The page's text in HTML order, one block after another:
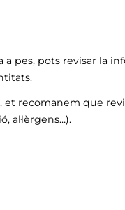
a pes, pots revisar la
et recomanem que
al·lèrgens…).